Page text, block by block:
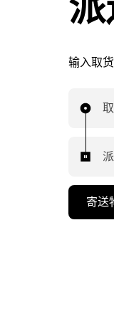
输入取
寄送